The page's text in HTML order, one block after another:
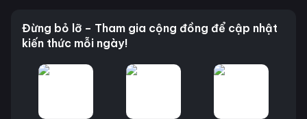
Đừng bỏ lỡ – Tham gia cộng đồng để cập nhật
kiến thức mỗi ngày!